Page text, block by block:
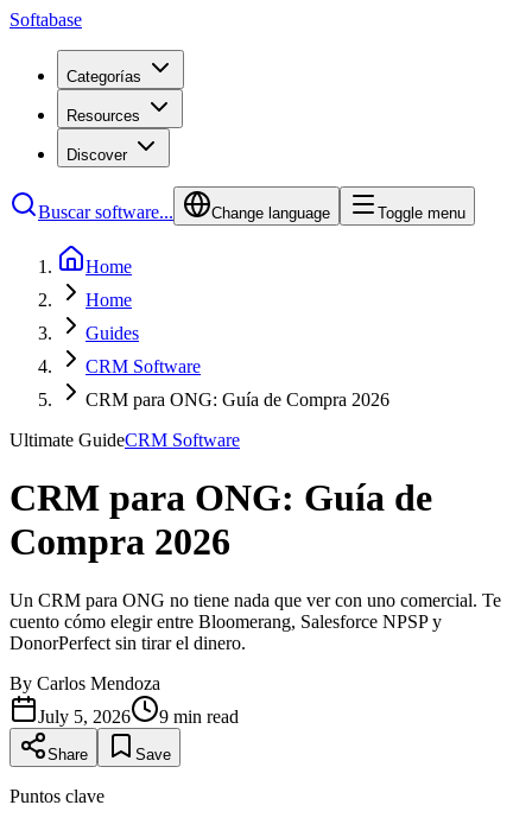
Softabase
Categorías
Resources
Discover
Buscar software... Change language Toggle menu
Home
Home
Guides
CRM Software
CRM para ONG: Guía de Compra 2026
Ultimate GuideCRM Software
CRM para ONG: Guía de
Compra 2026
Un CRM para ONG no tiene nada que ver con uno comercial. Te
cuento cómo elegir entre Bloomerang, Salesforce NPSP y
DonorPerfect sin tirar el dinero.
By Carlos Mendoza
July 5, 2026
9 min read
Share Save
Puntos clave